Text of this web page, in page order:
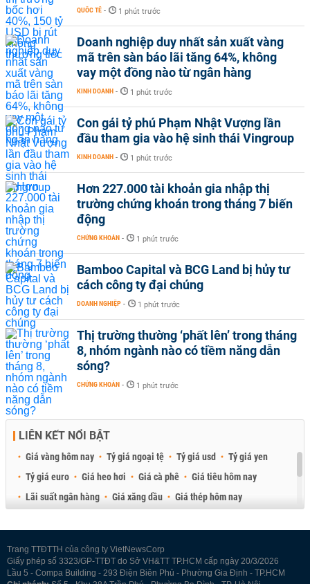
QUỐC TẾ - 1 phút trước
Doanh nghiệp duy nhất sản xuất vàng
mã trên sàn báo lãi tăng 64%, không
vay một đồng nào từ ngân hàng
KINH DOANH - 1 phút trước
Con gái tỷ phú Phạm Nhật Vượng lần
đầu tham gia vào hệ sinh thái Vingroup
KINH DOANH - 1 phút trước
Hơn 227.000 tài khoản gia nhập thị
trường chứng khoán trong tháng 7 biến
động
CHỨNG KHOÁN - 1 phút trước
Bamboo Capital và BCG Land bị hủy tư
cách công ty đại chúng
DOANH NGHIỆP - 1 phút trước
Thị trường thường ‘phất lên’ trong tháng
8, nhóm ngành nào có tiềm năng dẫn
sóng?
CHỨNG KHOÁN - 1 phút trước
LIÊN KẾT NỔI BẬT
Giá vàng hôm nay Tỷ giá ngoại tệ Tỷ giá usd
Tỷ giá yen
Tỷ giá euro
Giá heo hơi Giá cà phê
Giá tiêu hôm nay
Lãi suất ngân hàng
Giá xăng dầu
Giá thép hôm nay
Trang TTĐTTH của công ty VietNewsCorp
Giấy phép số 3323/GP-TTĐT do Sở VH&TT TP.HCM cấp ngày 20/3/2026
Lầu 5 - Compa Building - 293 Điện Biên Phủ - Phường Gia Định - TP.HCM